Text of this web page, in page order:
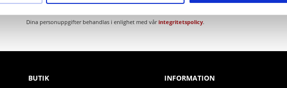
Dina personuppgifter behandlas i enlighet med vårintegritetspolicy.
BUTIK INFORMATION